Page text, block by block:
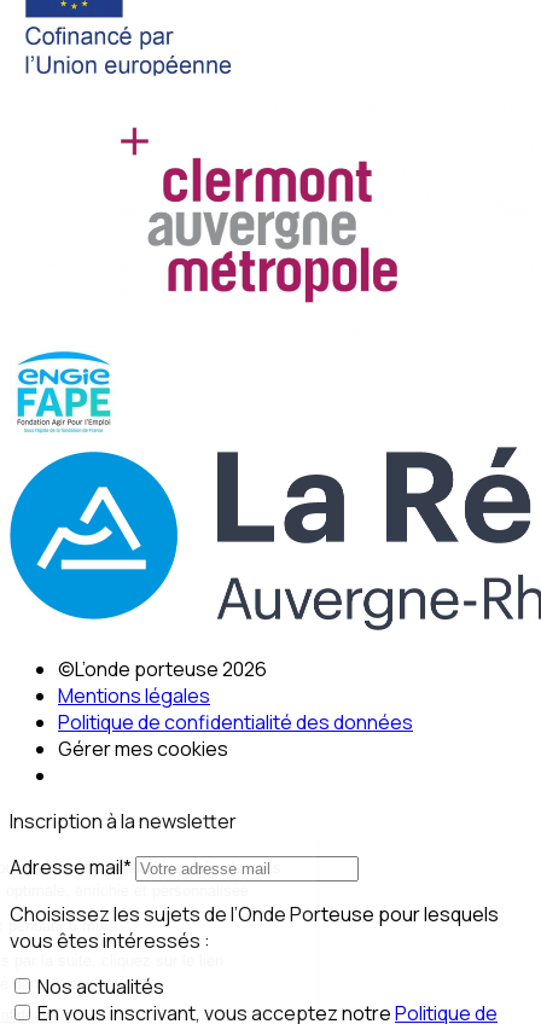
©L’onde porteuse 2026
Mentions légales
Politique de confidentialité des données
Gérer mes cookies
Inscription à la newsletter
Adresse mail*
Choisissez les sujets de l’Onde Porteuse pour lesquels
vous êtes intéressés :
Nos actualités
En vous inscrivant, vous acceptez notrePolitique de